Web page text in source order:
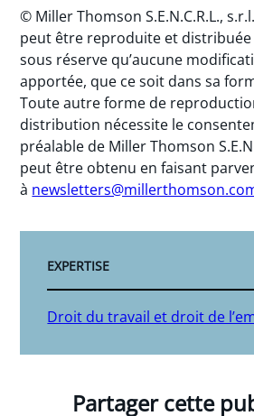
© Miller Thomson S.E.N.C.R.L.,
peut être reproduite et
sous réserve qu’aucune
apportée, que ce soit dans sa
Toute autre forme de
distribution nécessite le
préalable de Miller Thomson
peut être obtenu en faisant
à
EXPERTISE
Droit du travail et droit de
Partager cette